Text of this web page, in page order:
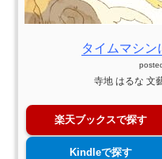
タイムマシン
寺地 はるな 文
楽天ブックスで探す
Kindleで探す